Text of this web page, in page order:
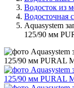
Водосток из
Водосточная
Aquasystem
125/90 мм